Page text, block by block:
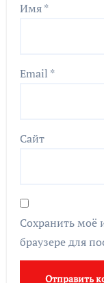
Имя*
Email *
Сайт
Сохранить моё
браузере для